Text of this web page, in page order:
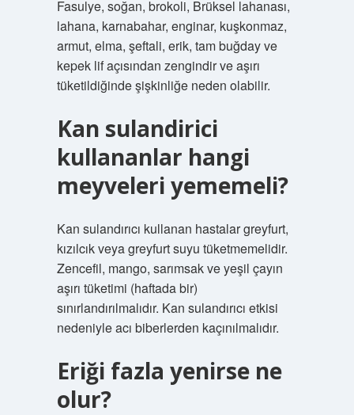
Fasulye, soğan, brokoli, Brüksel lahanası,
lahana, karnabahar, enginar, kuşkonmaz,
armut, elma, şeftali, erik, tam buğday ve
kepek lif açısından zengindir ve aşırı
tüketildiğinde şişkinliğe neden olabilir.
Kan sulandirici
kullananlar hangi
meyveleri yememeli?
Kan sulandırıcı kullanan hastalar greyfurt,
kızılcık veya greyfurt suyu tüketmemelidir.
Zencefil, mango, sarımsak ve yeşil çayın
aşırı tüketimi (haftada bir)
sınırlandırılmalıdır. Kan sulandırıcı etkisi
nedeniyle acı biberlerden kaçınılmalıdır.
Eriği fazla yenirse ne
olur?